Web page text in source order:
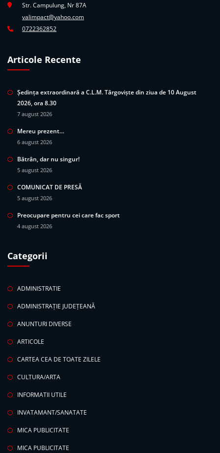
Str. Campulung, Nr 87A
valimpact@yahoo.com
0722362852
Articole Recente
Ședința extraordinară a C.L.M. Târgoviște din ziua de 10 August
2026, ora 8.30
7 august 2026
Mereu prezent…
6 august 2026
Bătrân, dar nu singur!
5 august 2026
COMUNICAT DE PRESĂ
5 august 2026
Preocupare pentru cei care fac sport
4 august 2026
Categorii
ADMINISTRATIE
ADMINISTRAȚIE JUDEȚEANĂ
ANUNTURI DIVERSE
ARTICOLE
CARTEA CEA DE TOATE ZILELE
CULTURA/ARTA
INFORMATII UTILE
INVATAMANT/SANATATE
MICA PUBLICITATE
MICA PUBLICITATE